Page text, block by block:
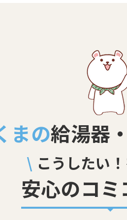
まの給湯器
\ こうしたい
安心のコ